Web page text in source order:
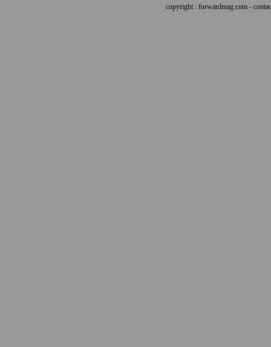
copyright : forwardmag.com -